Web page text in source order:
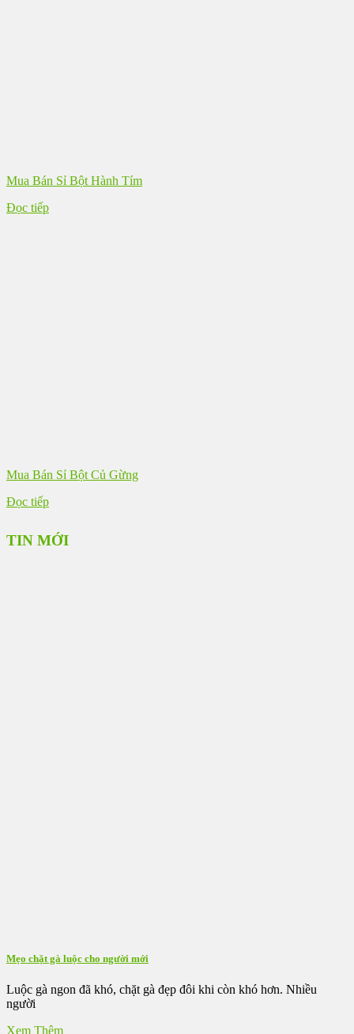
Mua Bán Sỉ Bột Hành Tím
Đọc tiếp
Mua Bán Sỉ Bột Củ Gừng
Đọc tiếp
TIN MỚI
Mẹo chặt gà luộc cho người mới
Luộc gà ngon đã khó, chặt gà đẹp đôi khi còn khó hơn. Nhiều
người
Xem Thêm